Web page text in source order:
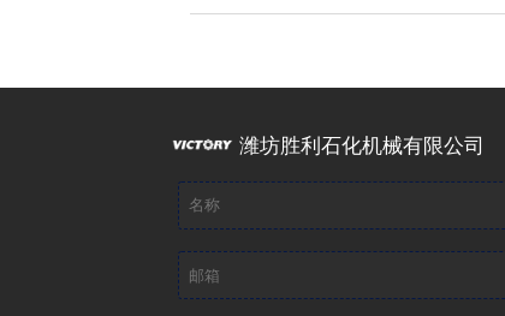
潍坊胜利石化机械有限公司